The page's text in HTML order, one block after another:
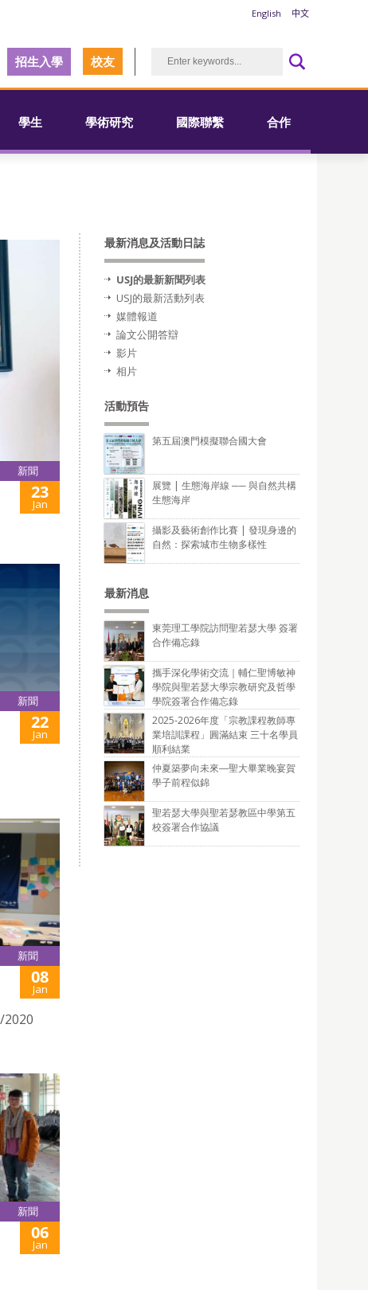
English 中文
招生入學 校友
學生 學術研究 國際聯繫 合作
新聞
23
Jan
新聞
22
Jan
新聞
08
Jan
新聞
06
Jan
最新消息及活動日誌
USJ的最新新聞列表
USJ的最新活動列表
媒體報道
論文公開答辯
影片
相片
活動預告
第五屆澳門模擬聯合國大會
展覽 | 生態海岸線 ── 與自然共構
生態海岸
攝影及藝術創作比賽 | 發現身邊的
自然：探索城市生物多樣性
最新消息
東莞理工學院訪問聖若瑟大學 簽署
合作備忘錄
攜手深化學術交流｜輔仁聖博敏神
學院與聖若瑟大學宗教研究及哲學
學院簽署合作備忘錄
2025-2026年度「宗教課程教師專
業培訓課程」圓滿結束 三十名學員
順利結業
仲夏築夢向未來―聖大畢業晚宴賀
學子前程似錦
聖若瑟大學與聖若瑟教區中學第五
校簽署合作協議